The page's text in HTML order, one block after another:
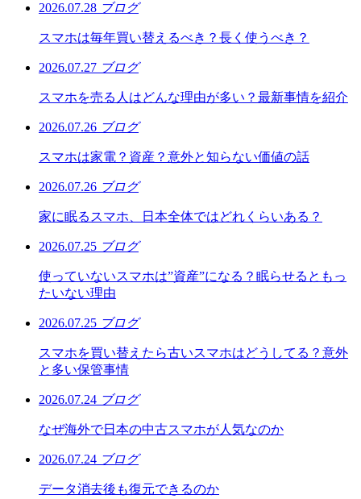
2026.07.28 ブログ
スマホは毎年買い替えるべき？長く使うべき？
2026.07.27 ブログ
スマホを売る人はどんな理由が多い？最新事情を紹介
2026.07.26 ブログ
スマホは家電？資産？意外と知らない価値の話
2026.07.26 ブログ
家に眠るスマホ、日本全体ではどれくらいある？
2026.07.25 ブログ
使っていないスマホは”資産”になる？眠らせるともっ
たいない理由
2026.07.25 ブログ
スマホを買い替えたら古いスマホはどうしてる？意外
と多い保管事情
2026.07.24 ブログ
なぜ海外で日本の中古スマホが人気なのか
2026.07.24 ブログ
データ消去後も復元できるのか